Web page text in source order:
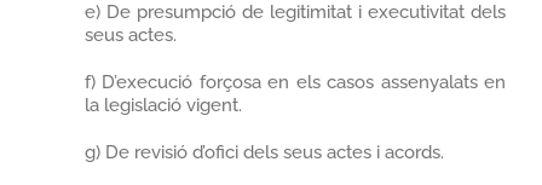
e) De presumpció de legitimitat i executivitat dels
seus actes.
f) D’execució forçosa en els casos assenyalats en
la legislació vigent.
g) De revisió d’ofici dels seus actes i acords.